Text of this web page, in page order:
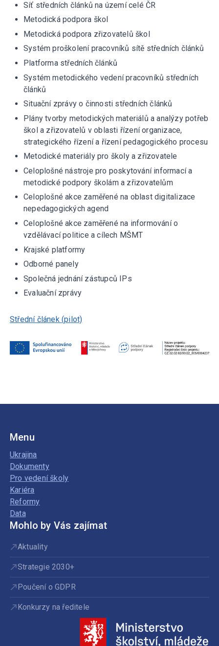
Síť středních článků na území celé ČR
Metodická podpora škol
Metodická podpora zřizovatelů škol
Systém proškolení pracovníků sítě středních článků
Platforma středních článků
Systém metodického vedení pracovníků středních
článků
Situační zprávy o činnosti středních článků
Plány tvorby metodických materiálů a analýzy potřeb
škol a zřizovatelů v oblasti řízení organizace,
strategického řízení a řízení pedagogického procesu
Metodické materiály pro školy a zřizovatele
Celoplošné nástroje pro poskytování informací a
metodické podpory školám a zřizovatelům
Celoplošné akce zaměřené na oblast digitalizace
nepedagogických agend
Celoplošné akce zaměřené na informování o
vzdělávací politice a cílech MŠMT
Krajské platformy
Odborné panely
Společná jednání zástupců IPs
Evaluační zprávy
Střední článek (pilot)
Menu
Ukrajina
Dokumenty
Pro vedení školy
Kariéra
Reformy
Data
Mohlo by Vás zajímat
Aktuality
Strategie 2030+
Poučení o GDPR
Konkurzy na ředitele